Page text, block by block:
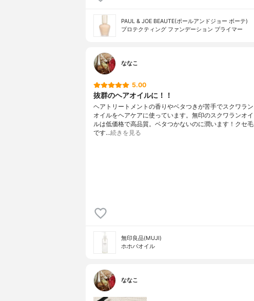
PAUL & JOE BEAUTE(ポールアンドジョー ボーテ)
プロテクティング ファンデーション プライマー
ななこ
5.00
抜群のヘアオイルに！！
ヘアトリートメントの香りやベタつきが苦手でスクワラン
オイルをヘアケアに使っています。無印のスクワランオイ
ルは低価格で高品質。ベタつかないのに潤います！クセ毛
です…続きを見る
無印良品(MUJI)
ホホバオイル
ななこ